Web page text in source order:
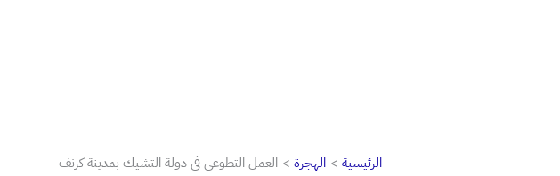
الرئيسية الهجرة العمل التطوعي في دولة التشيك بمدينة كرنف